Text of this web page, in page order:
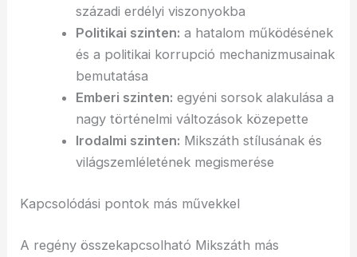
századi erdélyi viszonyokba
Politikai szinten: a hatalom működésének
és a politikai korrupció mechanizmusainak
bemutatása
Emberi szinten: egyéni sorsok alakulása a
nagy történelmi változások közepette
Irodalmi szinten: Mikszáth stílusának és
világszemléletének megismerése
Kapcsolódási pontok más művekkel
A regény összekapcsolható Mikszáth más